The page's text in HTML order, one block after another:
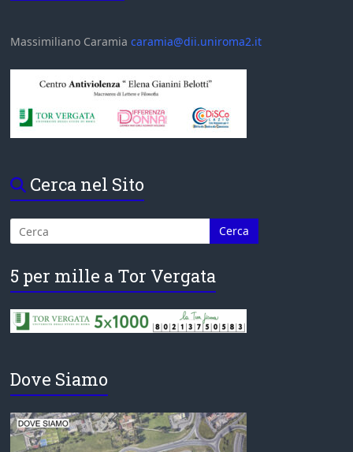
Massimiliano Caramiacaramia@dii.uniroma2.it
Cerca nel Sito
5 per mille a Tor Vergata
Dove Siamo